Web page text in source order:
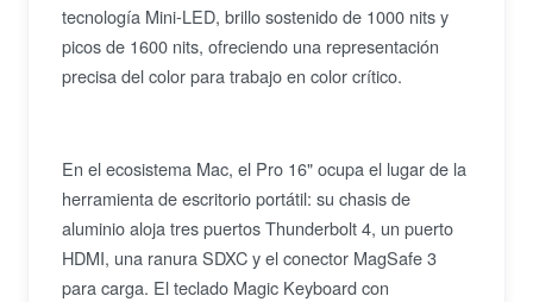
tecnología Mini-LED, brillo sostenido de 1000 nits y
picos de 1600 nits, ofreciendo una representación
precisa del color para trabajo en color crítico.
En el ecosistema Mac, el Pro 16" ocupa el lugar de la
herramienta de escritorio portátil: su chasis de
aluminio aloja tres puertos Thunderbolt 4, un puerto
HDMI, una ranura SDXC y el conector MagSafe 3
para carga. El teclado Magic Keyboard con